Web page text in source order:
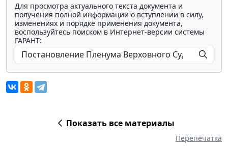
Для просмотра актуального текста документа и
получения полной информации о вступлении в силу,
изменениях и порядке применения документа,
воспользуйтесь поиском в Интернет-версии системы
ГАРАНТ:
Показать все материалы
Перепечатка